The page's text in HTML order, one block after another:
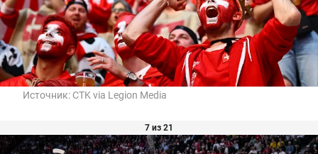
Источник: CTK via Legion Media
7 из 21